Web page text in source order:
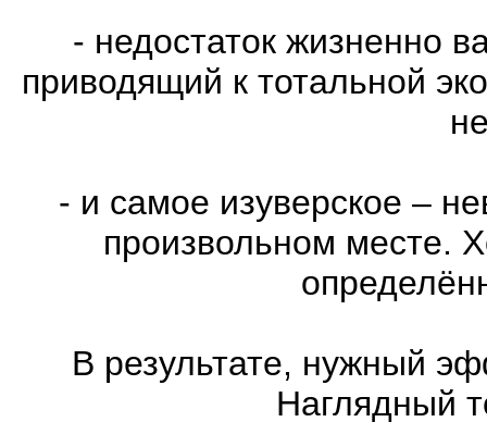
- недостаток жизненно
приводящий к тотальной
- и самое изуверское –
произвольном месте.
В результате, нужный
Наглядный